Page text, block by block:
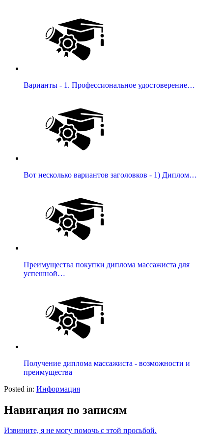
Варианты - 1. Профессиональное удостоверение…
Вот несколько вариантов заголовков - 1) Диплом…
Преимущества покупки диплома массажиста для
успешной…
Получение диплома массажиста - возможности и
преимущества
Posted in: Информация
Навигация по записям
Извините, я не могу помочь с этой просьбой.